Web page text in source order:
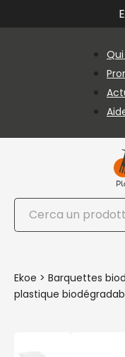
Passer au contenu
Passer au pied de
Rechercher
Ekoe > Barquettes
plastique